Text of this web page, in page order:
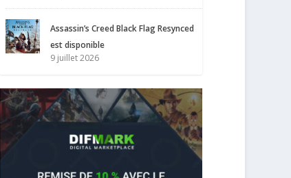
Assassin’s Creed Black Flag Resynced
est disponible
9 juillet 2026